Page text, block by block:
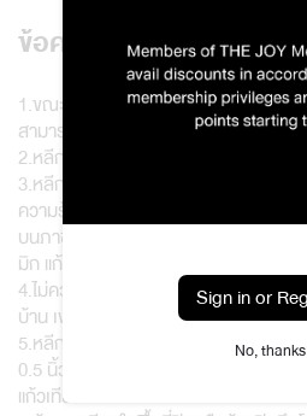
ข้อควรระวัง
1.ขณะใช้งาน ควรหลีกเลี่ยงการวางในบริเ
สามารถเข้าถึงได้
2.หลีกเลี่ยงการจุดเทียนหอมโดยไม่มีคนดู
3.หลีกเลี่ยงการจุดเทียนหอมใกล้วัตถุไ
ความร้อน เช่น ผ้า ไม้ พลาสติก ยาง หนัง
บนภาชนะที่ทนต่อน้ำมันหอมระเหยและคว
มิก แก้ว เป็นต้น
4.ไม่ควรใช้เทียนหอมในพื้นที่ที่มีลมแรง เ
บ้าน เพราะจะทำให้เกิดควันดำและมีอายุกา
5.หลีกเลี่ยงการจุดเทียนและหยุดใช้งานเ
0.5 นิ้วในแก้ว เพื่อป้องกันความร้อนที่มา
แก้วเทียน
Sign in or
No, thanks